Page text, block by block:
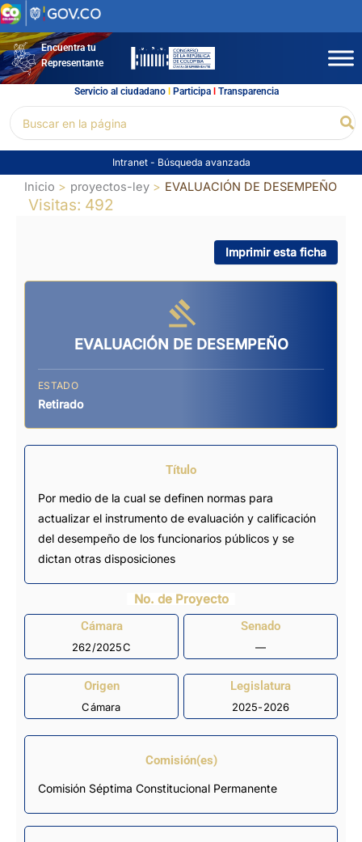
Ir
al
contenidoEncuentra tu
Representante
Servicio al ciudadano l Participal Transparencia
por:
Intranet - Búsqueda avanzada
Inicio proyectos-ley EVALUACIÓN DE DESEMPEÑO
Visitas: 492
Imprimir esta ficha
EVALUACIÓN DE DESEMPEÑO
ESTADO
Retirado
Título
Por medio de la cual se definen normas para
actualizar el instrumento de evaluación y calificación
del desempeño de los funcionarios públicos y se
dictan otras disposiciones
No. de Proyecto
Cámara
262/2025C
Senado
—
Origen
Cámara
Legislatura
2025-2026
Comisión(es)
Comisión Séptima Constitucional Permanente